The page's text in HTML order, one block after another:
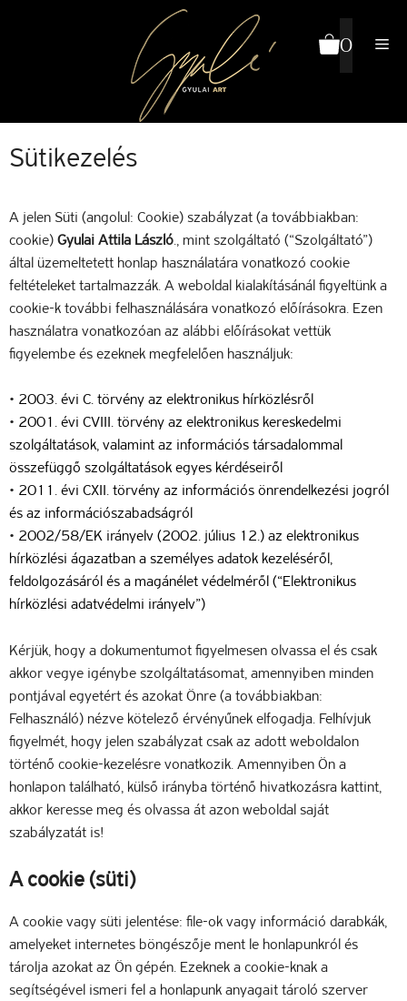
0
Sütikezelés
A jelen Süti (angolul: Cookie) szabályzat (a továbbiakban:
cookie) Gyulai Attila László ., mint szolgáltató (“Szolgáltató”)
által üzemeltetett honlap használatára vonatkozó cookie
feltételeket tartalmazzák. A weboldal kialakításánál figyeltünk a
cookie-k további felhasználására vonatkozó előírásokra. Ezen
használatra vonatkozóan az alábbi előírásokat vettük
figyelembe és ezeknek megfelelően használjuk:
• 2003. évi C. törvény az elektronikus hírközlésről
• 2001. évi CVIII. törvény az elektronikus kereskedelmi
szolgáltatások, valamint az információs társadalommal
összefüggő szolgáltatások egyes kérdéseiről
• 2011. évi CXII. törvény az információs önrendelkezési jogról
és az információszabadságról
• 2002/58/EK irányelv (2002. július 12.) az elektronikus
hírközlési ágazatban a személyes adatok kezeléséről,
feldolgozásáról és a magánélet védelméről (“Elektronikus
hírközlési adatvédelmi irányelv”)
Kérjük, hogy a dokumentumot figyelmesen olvassa el és csak
akkor vegye igénybe szolgáltatásomat, amennyiben minden
pontjával egyetért és azokat Önre (a továbbiakban:
Felhasználó) nézve kötelező érvényűnek elfogadja. Felhívjuk
figyelmét, hogy jelen szabályzat csak az adott weboldalon
történő cookie-kezelésre vonatkozik. Amennyiben Ön a
honlapon található, külső irányba történő hivatkozásra kattint,
akkor keresse meg és olvassa át azon weboldal saját
szabályzatát is!
A cookie (süti)
A cookie vagy süti jelentése: file-ok vagy információ darabkák,
amelyeket internetes böngészője ment le honlapunkról és
tárolja azokat az Ön gépén. Ezeknek a cookie-knak a
segítségével ismeri fel a honlapunk anyagait tároló szerver